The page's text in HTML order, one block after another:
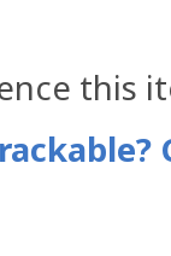
this